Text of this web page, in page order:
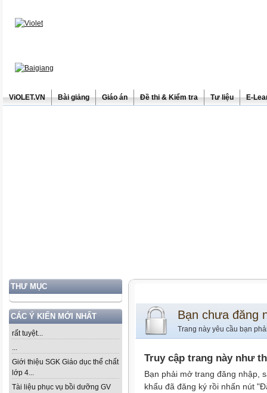
ViOLET.VN Bài giảng Giáo án Đề thi & Kiểm tra Tư liệu E-
THƯ MỤC
CÁC Ý KIẾN MỚI NHẤT
rất tuyệt...
...
Giới thiệu SGK Giáo dục thể chất
lớp 4...
Tài liệu phục vụ bồi dưỡng GV
Bạn chưa đăng
Trang này yêu cầu bạn
Truy cập trang này như
Bạn phải mở trang đăng nhập,
khẩu đã đăng ký rồi nhấn nút